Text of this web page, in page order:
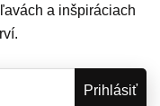
a inšpiráciach